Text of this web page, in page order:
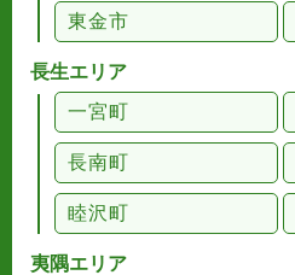
東金市
長生エリア
一宮町
長南町
睦沢町
夷隅エリア